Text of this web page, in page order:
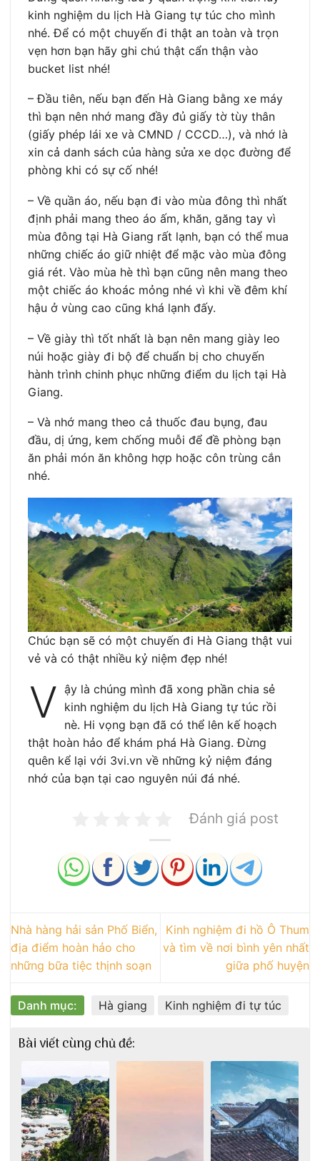
kinh nghiệm du lịch Hà Giang tự túc cho mình
nhé. Để có một chuyến đi thật an toàn và trọn
vẹn hơn bạn hãy ghi chú thật cẩn thận vào
bucket list nhé!
– Đầu tiên, nếu bạn đến Hà Giang bằng xe máy
thì bạn nên nhớ mang đầy đủ giấy tờ tùy thân
(giấy phép lái xe và CMND / CCCD…), và nhớ là
xin cả danh sách của hàng sửa xe dọc đường để
phòng khi có sự cố nhé!
– Về quần áo, nếu bạn đi vào mùa đông thì nhất
định phải mang theo áo ấm, khăn, găng tay vì
mùa đông tại Hà Giang rất lạnh, bạn có thể mua
những chiếc áo giữ nhiệt để mặc vào mùa đông
giá rét. Vào mùa hè thì bạn cũng nên mang theo
một chiếc áo khoác mỏng nhé vì khi về đêm khí
hậu ở vùng cao cũng khá lạnh đấy.
– Về giày thì tốt nhất là bạn nên mang giày leo
núi hoặc giày đi bộ để chuẩn bị cho chuyến
hành trình chinh phục những điểm du lịch tại Hà
Giang.
– Và nhớ mang theo cả thuốc đau bụng, đau
đầu, dị ứng, kem chống muỗi để đề phòng bạn
ăn phải món ăn không hợp hoặc côn trùng cắn
nhé.
Chúc bạn sẽ có một chuyến đi Hà Giang thật vui
vẻ và có thật nhiều kỷ niệm đẹp nhé!
V ậy là chúng mình đã xong phần chia sẻ
kinh nghiệm du lịch Hà Giang tự túc rồi
nè. Hi vọng bạn đã có thể lên kế hoạch
thật hoàn hảo để khám phá Hà Giang. Đừng
quên kể lại với 3vi.vn về những kỷ niệm đáng
nhớ của bạn tại cao nguyên núi đá nhé.
Đánh giá post
Nhà hàng hải sản Phố Biển,
địa điểm hoàn hảo cho
những bữa tiệc thịnh soạn
Kinh nghiệm đi hồ Ô Thum
và tìm về nơi bình yên nhất
giữa phố huyện
Danh mục: Hà giang Kinh nghiệm đi tự túc
Bài viết cùng chủ đề: